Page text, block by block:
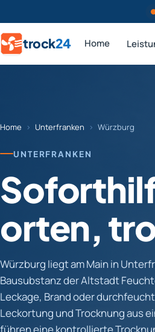
trock24 Home
Home › Unterfranken › Würzburg
UNTERFRANKEN
orten,
Würzburg liegt am Main in
Bausubstanz der Altstadt
Leckage, Brand oder
Leckortung und Trocknung aus
führen eine kontrollierte